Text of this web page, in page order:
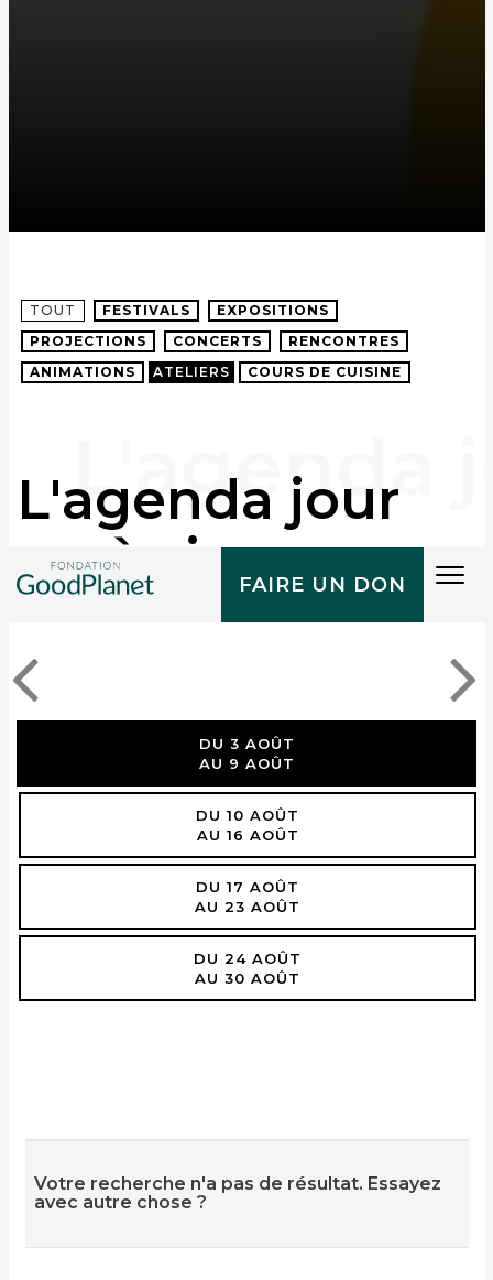
FAIRE UN DON
TOUT FESTIVALS
EXPOSITIONS
PROJECTIONS
CONCERTS
RENCONTRES
ANIMATIONS
ATELIERS COURS DE CUISINE
L'agenda jour
après jour
DU 3 AOÛT
AU 9 AOÛT
DU 10 AOÛT
AU 16 AOÛT
DU 17 AOÛT
AU 23 AOÛT
DU 24 AOÛT
AU 30 AOÛT
Votre recherche n'a pas de résultat. Essayez
avec autre chose ?